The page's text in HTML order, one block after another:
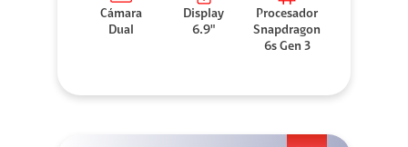
Cámara
Dual
Display
6.9"
Procesador
Snapdragon
6s Gen 3